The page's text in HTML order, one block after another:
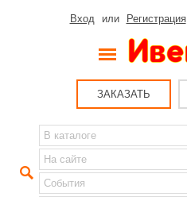
Вход или Регистрация
ЗАКАЗАТЬ